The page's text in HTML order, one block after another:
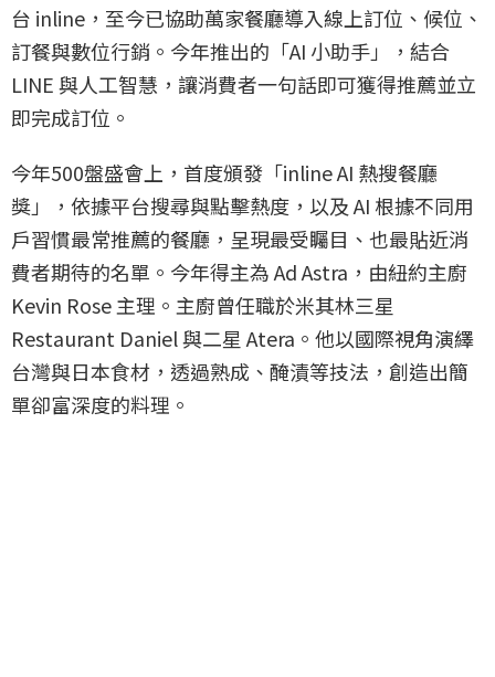
台 inline，至今已協助萬家餐廳導入線上訂位、候位、
訂餐與數位行銷。今年推出的「AI 小助手」，結合
LINE 與人工智慧，讓消費者一句話即可獲得推薦並立
即完成訂位。
今年500盤盛會上，首度頒發「inline AI 熱搜餐廳
獎」，依據平台搜尋與點擊熱度，以及 AI 根據不同用
戶習慣最常推薦的餐廳，呈現最受矚目、也最貼近消
費者期待的名單。今年得主為 Ad Astra，由紐約主廚
Kevin Rose 主理。主廚曾任職於米其林三星
Restaurant Daniel 與二星 Atera。他以國際視角演繹
台灣與日本食材，透過熟成、醃漬等技法，創造出簡
單卻富深度的料理。